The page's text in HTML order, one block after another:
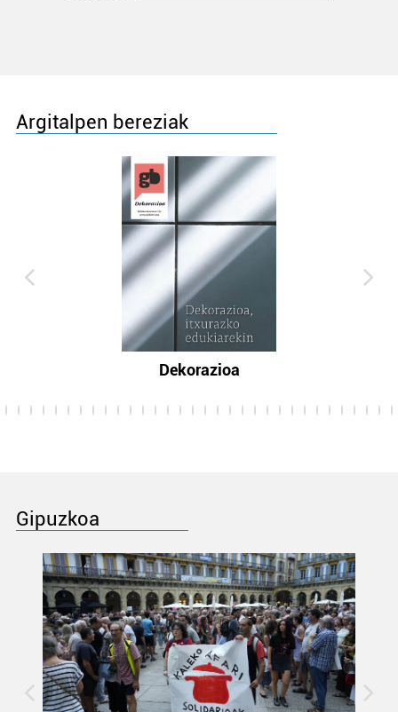
Argitalpen bereziak
Dekorazioa
Gipuzkoa